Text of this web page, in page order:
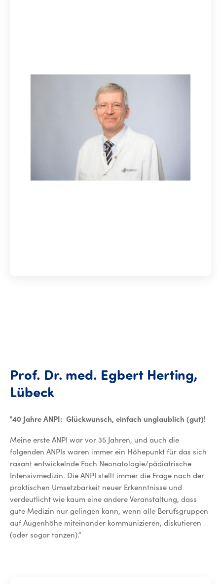
Prof. Dr. med. Egbert Herting,
LübeckProf. Dr. med. Egbert
"40 Jahre ANPI: Glückwunsch, einfach unglaublich (gut)!
Meine erste ANPI war vor 35 Jahren, und auch die
folgenden ANPIs waren immer ein Höhepunkt für das sich
rasant entwickelnde Fach Neonatologie/pädiatrische
Intensivmedizin. Die ANPI stellt immer die Frage nach der
praktischen Umsetzbarkeit neuer Erkenntnisse und
verdeutlicht wie kaum eine andere Veranstaltung, dass
gute Medizin nur gelingen kann, wenn alle Berufsgruppen
auf Augenhöhe miteinander kommunizieren, diskutieren
(oder sogar tanzen)."